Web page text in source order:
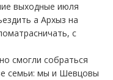
выходные июля
а Архыз на
с
смогли собраться
семьи: мы и Шевцовы